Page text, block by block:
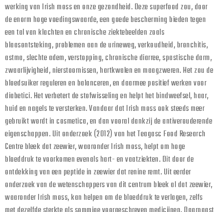
werking van Irish moss en onze gezondheid. Deze superfood zou, door
de enorm hoge voedingswaarde, een goede bescherming bieden tegen
een tal van klachten en chronische ziektebeelden zoals
blaasontsteking, problemen aan de urineweg, verkoudheid, bronchitis,
astma, slechte adem, verstopping, chronische diarree, spastische darm,
zwaarlijvigheid, nierstoornissen, hartkwalen en maagzweren. Het zou de
bloedsuiker reguleren en balanceren, en daarmee positief werken voor
diabetici. Het verbetert de stofwisseling en helpt het bindweefsel, haar,
huid en nagels te versterken. Vandaar dat Irish moss ook steeds meer
gebruikt wordt in cosmetica, en dan vooral dankzij de antiverouderende
eigenschappen. Uit onderzoek (2012) van het Teagasc Food Research
Centre bleek dat zeewier, waaronder Irish moss, helpt om hoge
bloeddruk te voorkomen evenals hart- en vaatziekten. Dit door de
ontdekking van een peptide in zeewier dat renine remt. Uit eerder
onderzoek van de wetenschappers van dit centrum bleek al dat zeewier,
waaronder Irish moss, kan helpen om de bloeddruk te verlagen, zelfs